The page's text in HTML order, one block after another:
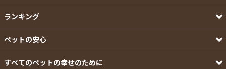
ランキング
ペットの安心
すべてのペットの幸せのために